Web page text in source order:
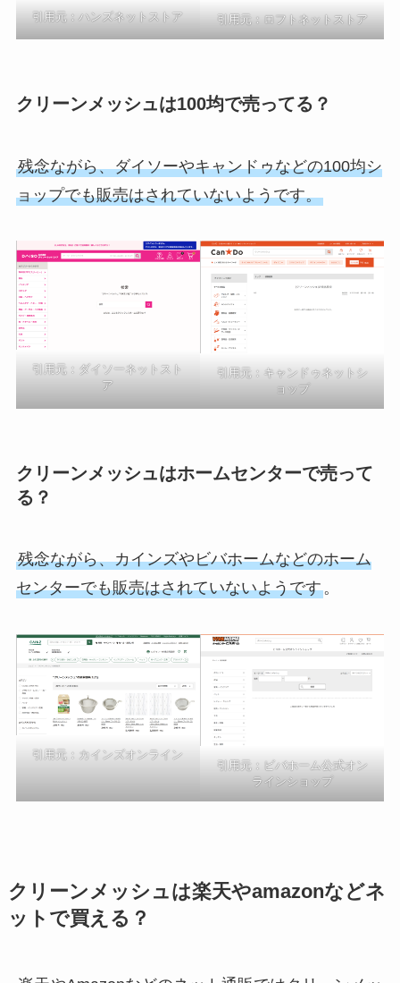
引用元：ハンズネットストア 引用元：ロフトネットストア
クリーンメッシュは100均で売ってる？
残念ながら、ダイソーやキャンドゥなどの100均シ
ョップでも販売はされていないようです。
引用元：ダイソーネットスト
ア
引用元：キャンドゥネットシ
ョップ
クリーンメッシュはホームセンターで売って
る？
残念ながら、カインズやビバホームなどのホーム
センターでも販売はされていないようです。
引用元：カインズオンライン
引用元：ビバホーム公式オン
ラインショップ
クリーンメッシュは楽天やamazonなどネ
ットで買える？